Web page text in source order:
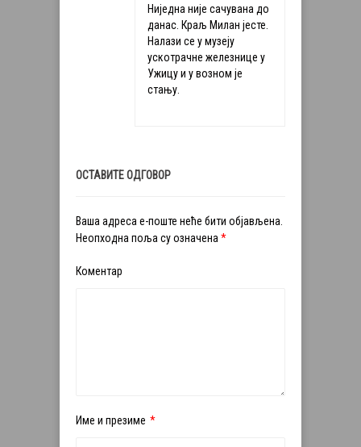
Ниједна није сачувана до
данас. Краљ Милан јесте.
Налази се у музеју
ускотрачне железнице у
Ужицу и у возном је
стању.
ОСТАВИТЕ ОДГОВОР
Ваша адреса е-поште неће бити објављена.
Неопходна поља су означена *
Коментар
Име и презиме *